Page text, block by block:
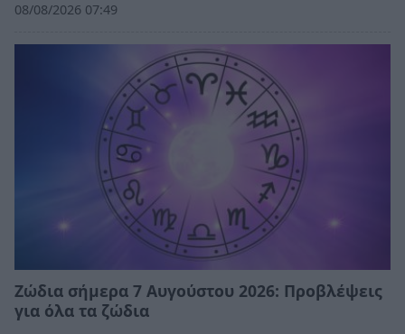
08/08/2026 07:49
Ζώδια σήμερα 7 Αυγούστου 2026: Προβλέψεις
για όλα τα ζώδια